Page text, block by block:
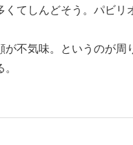
くてしんどそう。パビリ
が不気味。というのが周